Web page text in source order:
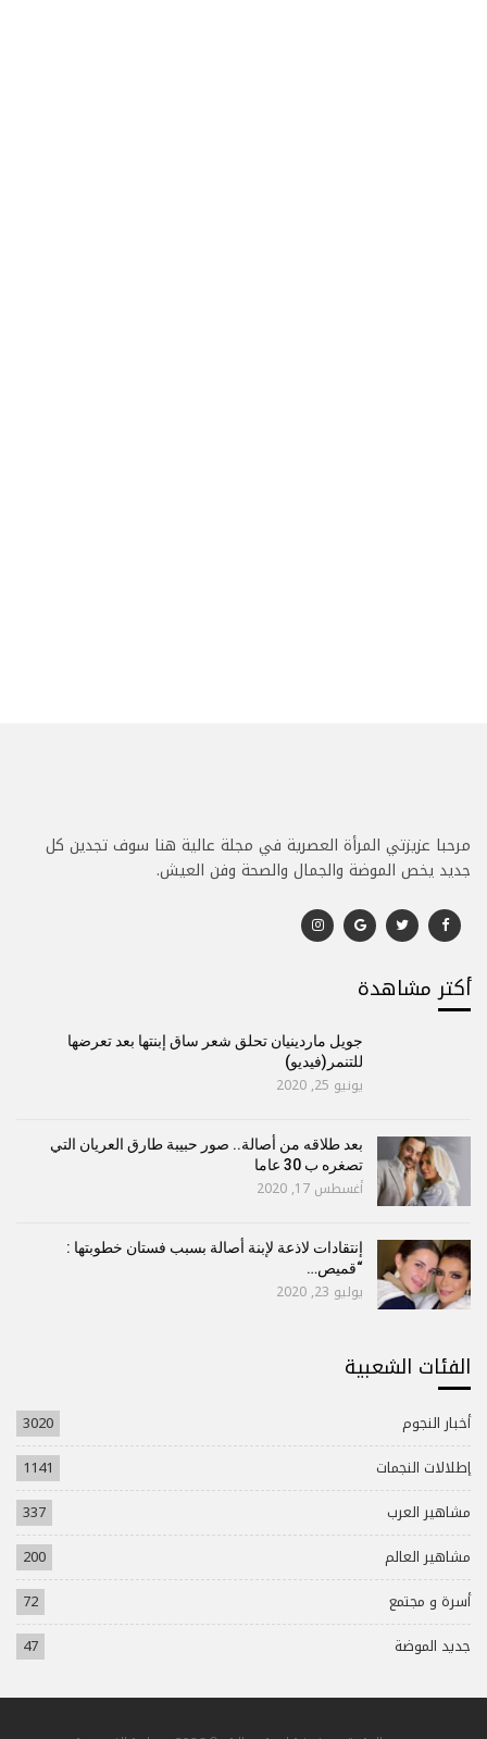
مرحبا عزيزتي المرأة العصرية في مجلة عالية هنا سوف تجدين كل
جديد يخص الموضة والجمال والصحة وفن العيش.
أكتر مشاهدة
جويل ماردينيان تحلق شعر ساق إبنتها بعد تعرضها
للتنمر(فيديو)
يونيو 25, 2020
بعد طلاقه من أصالة.. صور حبيبة طارق العريان التي
تصغره ب 30 عاما
أغسطس 17, 2020
إنتقادات لاذعة لإبنة أصالة بسبب فستان خطوبتها :
“قميص…
يوليو 23, 2020
الفئات الشعبية
أخبار النجوم
3020
إطلالات النجمات
1141
مشاهير العرب
337
مشاهير العالم
200
أسرة و مجتمع
72
جديد الموضة
47